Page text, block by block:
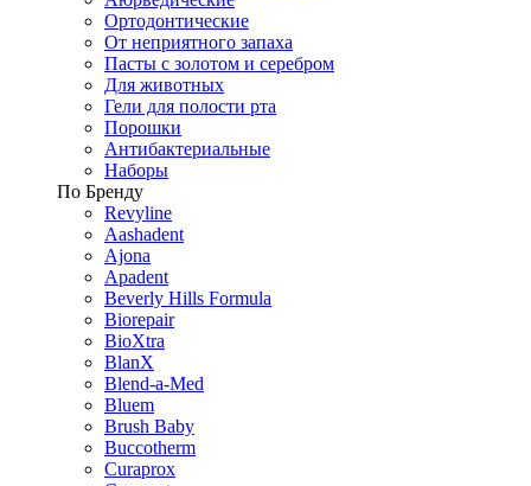
Ортодонтические
От неприятного запаха
Пасты с золотом и серебром
Для животных
Гели для полости рта
Порошки
Антибактериальные
Наборы
По Бренду
Revyline
Aashadent
Ajona
Apadent
Beverly Hills Formula
Biorepair
BioXtra
BlanX
Blend-a-Med
Bluem
Brush Baby
Buccotherm
Curaprox